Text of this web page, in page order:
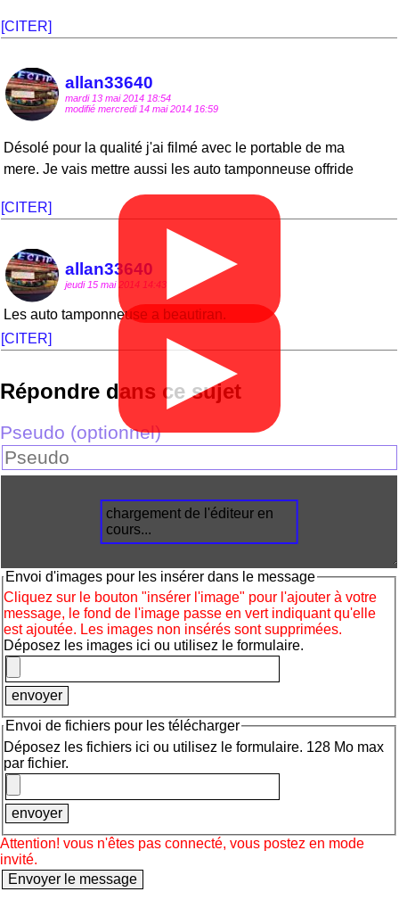
[CITER]
allan33640
mardi 13 mai 2014 18:54
modifié mercredi 14 mai 2014 16:59
Désolé pour la qualité j'ai filmé avec le portable de ma
mere. Je vais mettre aussi les auto tamponneuse offride
▶
[CITER]
allan33640
jeudi 15 mai 2014 14:43
▶
Les auto tamponneuse a beautiran.
[CITER]
Répondre dans ce sujet
Pseudo (optionnel)
chargement de l'éditeur en
cours...
Envoi d'images pour les insérer dans le message
Cliquez sur le bouton "insérer l'image" pour l'ajouter à votre
message, le fond de l'image passe en vert indiquant qu'elle
est ajoutée. Les images non insérés sont supprimées.
Déposez les images ici ou utilisez le formulaire.
Envoi de fichiers pour les télécharger
Déposez les fichiers ici ou utilisez le formulaire. 128 Mo max
par fichier.
Attention! vous n'êtes pas connecté, vous postez en mode
invité.